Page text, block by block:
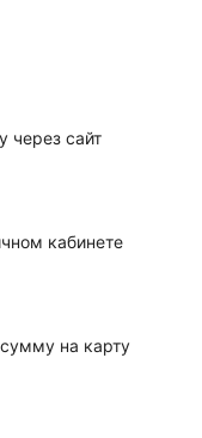
через сайт
кабинете
на карту